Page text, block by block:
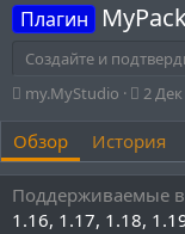
Плагин
Создайте и
А
т
о
р
my.MyStudio
Д
т
а
с
о
з
2
Обзор История
Поддерживаемые
1.16 1.17 1.18